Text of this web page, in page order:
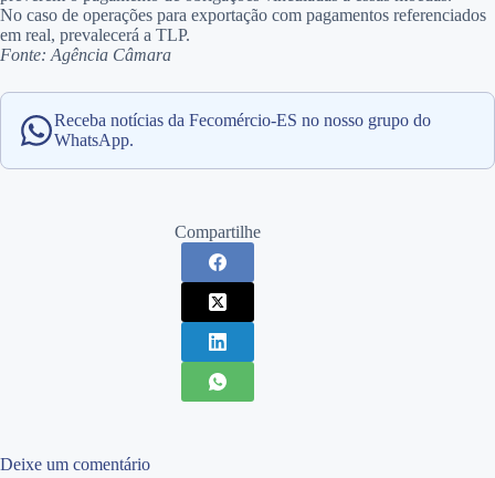
No caso de operações para exportação com pagamentos referenciados
em real, prevalecerá a TLP.
Fonte: Agência Câmara
Receba notícias da Fecomércio-ES no nosso grupo do
WhatsApp.
Compartilhe
Deixe um comentário